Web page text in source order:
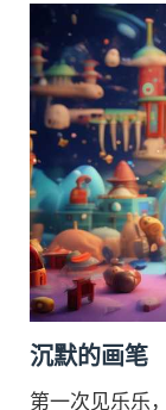
沉默的画笔
第一次见乐乐